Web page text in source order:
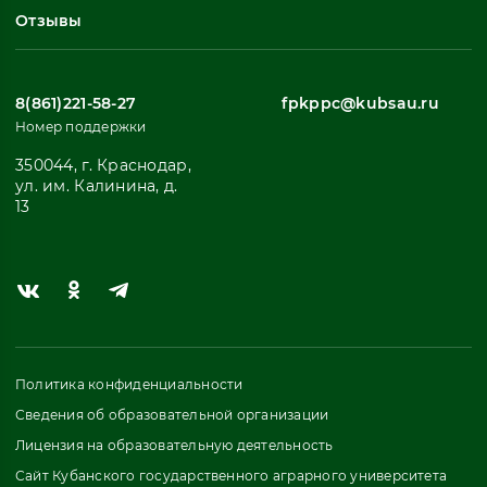
Отзывы
8(861)221-58-27
Номер поддержки
fpkppc@kubsau.ru
350044, г. Краснодар,
ул. им. Калинина, д.
13
Политика конфиденциальности
Сведения об образовательной организации
Лицензия на образовательную деятельность
Сайт Кубанского государственного аграрного университета